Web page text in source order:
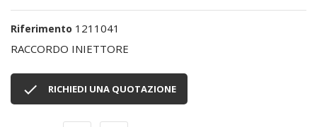
Riferimento 1211041
RACCORDO INIETTORE
 RICHIEDI UNA QUOTAZIONE